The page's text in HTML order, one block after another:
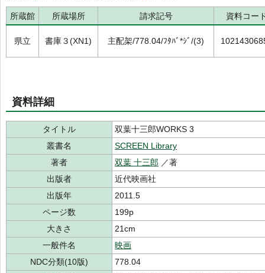
所蔵館 所蔵場所 請求記号 資料コー
県立 書庫３(XN1) 主配架/778.04/ﾌﾀﾊﾞ*ｼﾞ/(3)
資料詳細
タイトル
双葉十三郎WORKS 3
叢書名
SCREEN Library
著者
双葉 十三郎 ／著
出版者
近代映画社
出版年
2011.5
ページ数
199p
大きさ
21cm
一般件名
映画
NDC分類(10版)
778.04